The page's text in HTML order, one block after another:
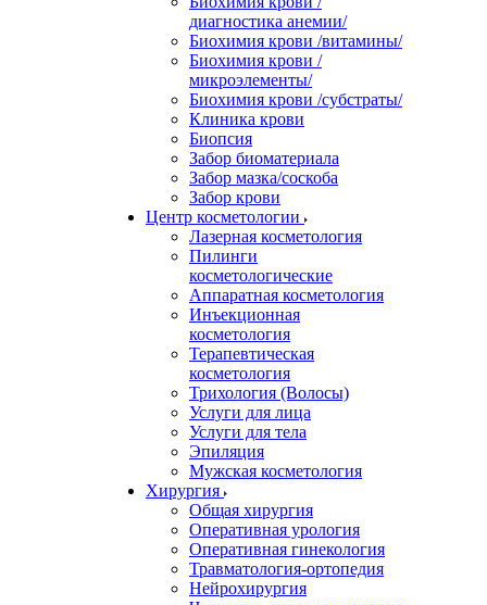
диагностика анемии/
Биохимия крови /витамины/
Биохимия крови /
микроэлементы/
Биохимия крови /субстраты/
Клиника крови
Биопсия
Забор биоматериала
Забор мазка/соскоба
Забор крови
Центр косметологии
Лазерная косметология
Пилинги
косметологические
Аппаратная косметология
Инъекционная
косметология
Терапевтическая
косметология
Трихология (Волосы)
Услуги для лица
Услуги для тела
Эпиляция
Мужская косметология
Хирургия
Общая хирургия
Оперативная урология
Оперативная гинекология
Травматология-ортопедия
Нейрохирургия